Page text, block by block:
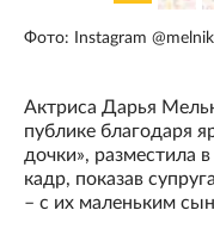
Фото: Instagram
Актриса Дарья
публике благодаря
дочки», разместила
кадр, показав
– с их маленьким